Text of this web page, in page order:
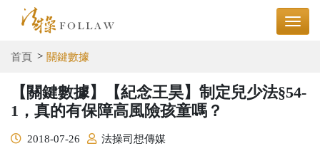
首頁 關鍵數據
【關鍵數據】【紀念王昊】制定兒少法§54-
1，真的有保障高風險孩童嗎？
2018-07-26 法操司想傳媒